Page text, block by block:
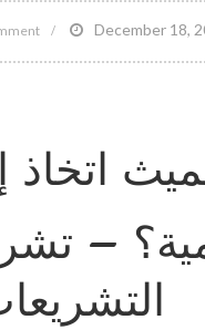
on
2009
Sneak
Height
December 18,
اتخاذ
–